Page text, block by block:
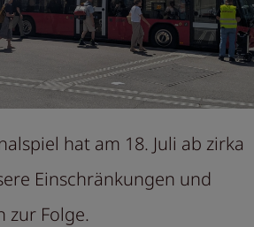
hat am 18. Juli ab zirka
Einschränkungen und
zur Folge.